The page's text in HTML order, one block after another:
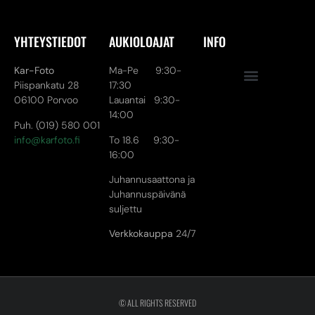
YHTEYSTIEDOT
Kar-Foto
Piispankatu 28
06100 Porvoo
Puh. (019) 580 001
info@karfoto.fi
AUKIOLOAJAT
Ma-Pe 9:30-
17:30
Lauantai 9:30-
14:00
To 18.6 9:30-
16:00
Juhannusaattona ja
Juhannuspäivänä
suljettu
Verkkokauppa 24/7
INFO
© ALL RIGHTS RESERVED